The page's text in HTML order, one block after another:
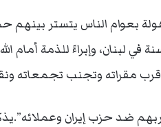
بعوام الناس يتستر بينهم
لبنان، وإبراءً للذمة أمام
قرب مقراته وتجنب تجمعاته
ضد حزب إيران